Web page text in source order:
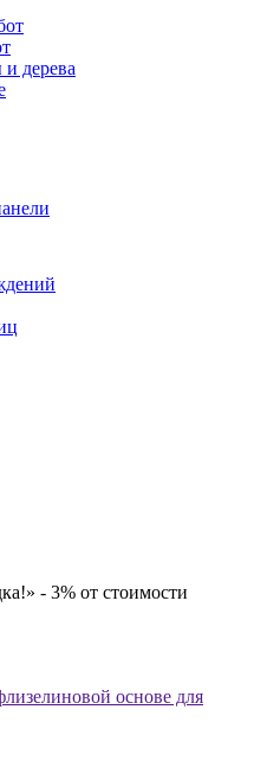
дерева
- 3% от стоимости
основе для